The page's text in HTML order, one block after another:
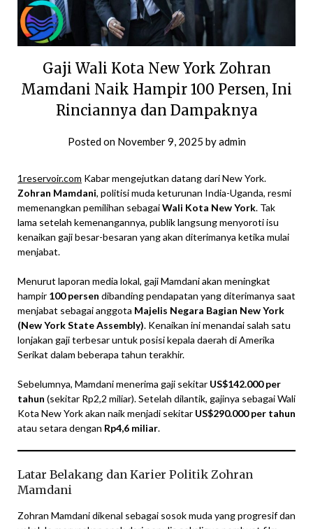
Gaji Wali Kota New York Zohran
Mamdani Naik Hampir 100 Persen, Ini
Rinciannya dan Dampaknya
Posted on November 9, 2025 byadmin
1reservoir.com Kabar mengejutkan datang dari New York.
Zohran Mamdani, politisi muda keturunan India-Uganda, resmi
memenangkan pemilihan sebagaiWali Kota New York. Tak
lama setelah kemenangannya, publik langsung menyoroti isu
kenaikan gaji besar-besaran yang akan diterimanya ketika mulai
menjabat.
Menurut laporan media lokal, gaji Mamdani akan meningkat
hampir 100 persen dibanding pendapatan yang diterimanya saat
menjabat sebagai anggota Majelis Negara Bagian New York
(New York State Assembly). Kenaikan ini menandai salah satu
lonjakan gaji terbesar untuk posisi kepala daerah di Amerika
Serikat dalam beberapa tahun terakhir.
Sebelumnya, Mamdani menerima gaji sekitar US$142.000 per
tahun (sekitar Rp2,2 miliar). Setelah dilantik, gajinya sebagai Wali
Kota New York akan naik menjadi sekitar US$290.000 per tahun
atau setara dengan Rp4,6 miliar.
Latar Belakang dan Karier Politik Zohran
Mamdani
Zohran Mamdani dikenal sebagai sosok muda yang progresif dan